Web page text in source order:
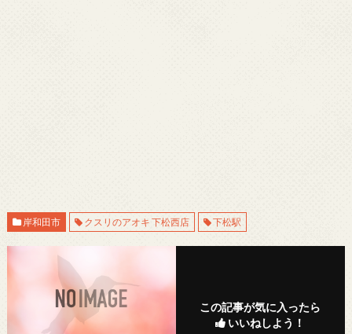
岸和田市 クスリのアオキ 下松西店 下松駅
この記事が気に入ったら
いいねしよう！